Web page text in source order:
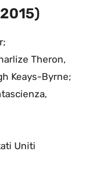
Theron,
Keays-Byrne;
Uniti